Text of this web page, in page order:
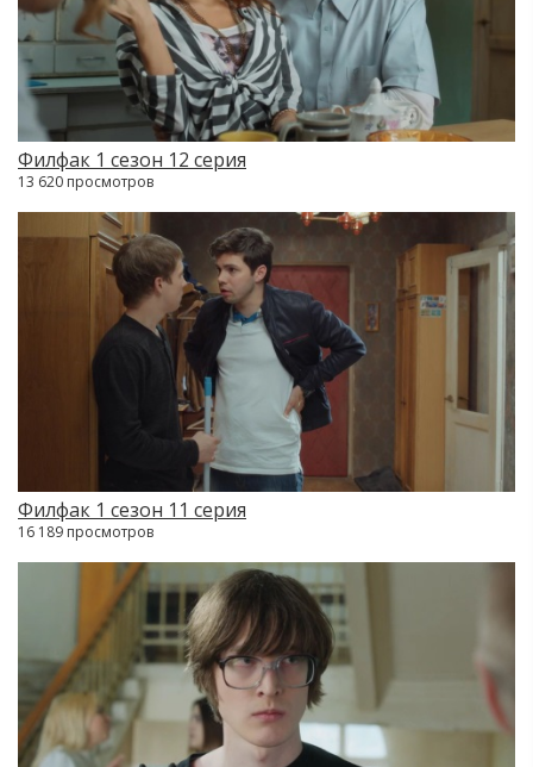
Филфак 1 сезон 12 серия
13 620 просмотров
Филфак 1 сезон 11 серия
16 189 просмотров